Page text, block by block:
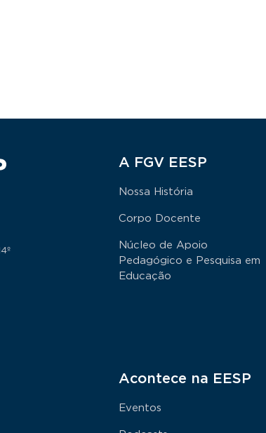
Rodapé
A FGV EESP
Nossa História
Corpo Docente
Núcleo de Apoio
Pedagógico e Pesquisa em
Educação
Acontece na EESP
Eventos